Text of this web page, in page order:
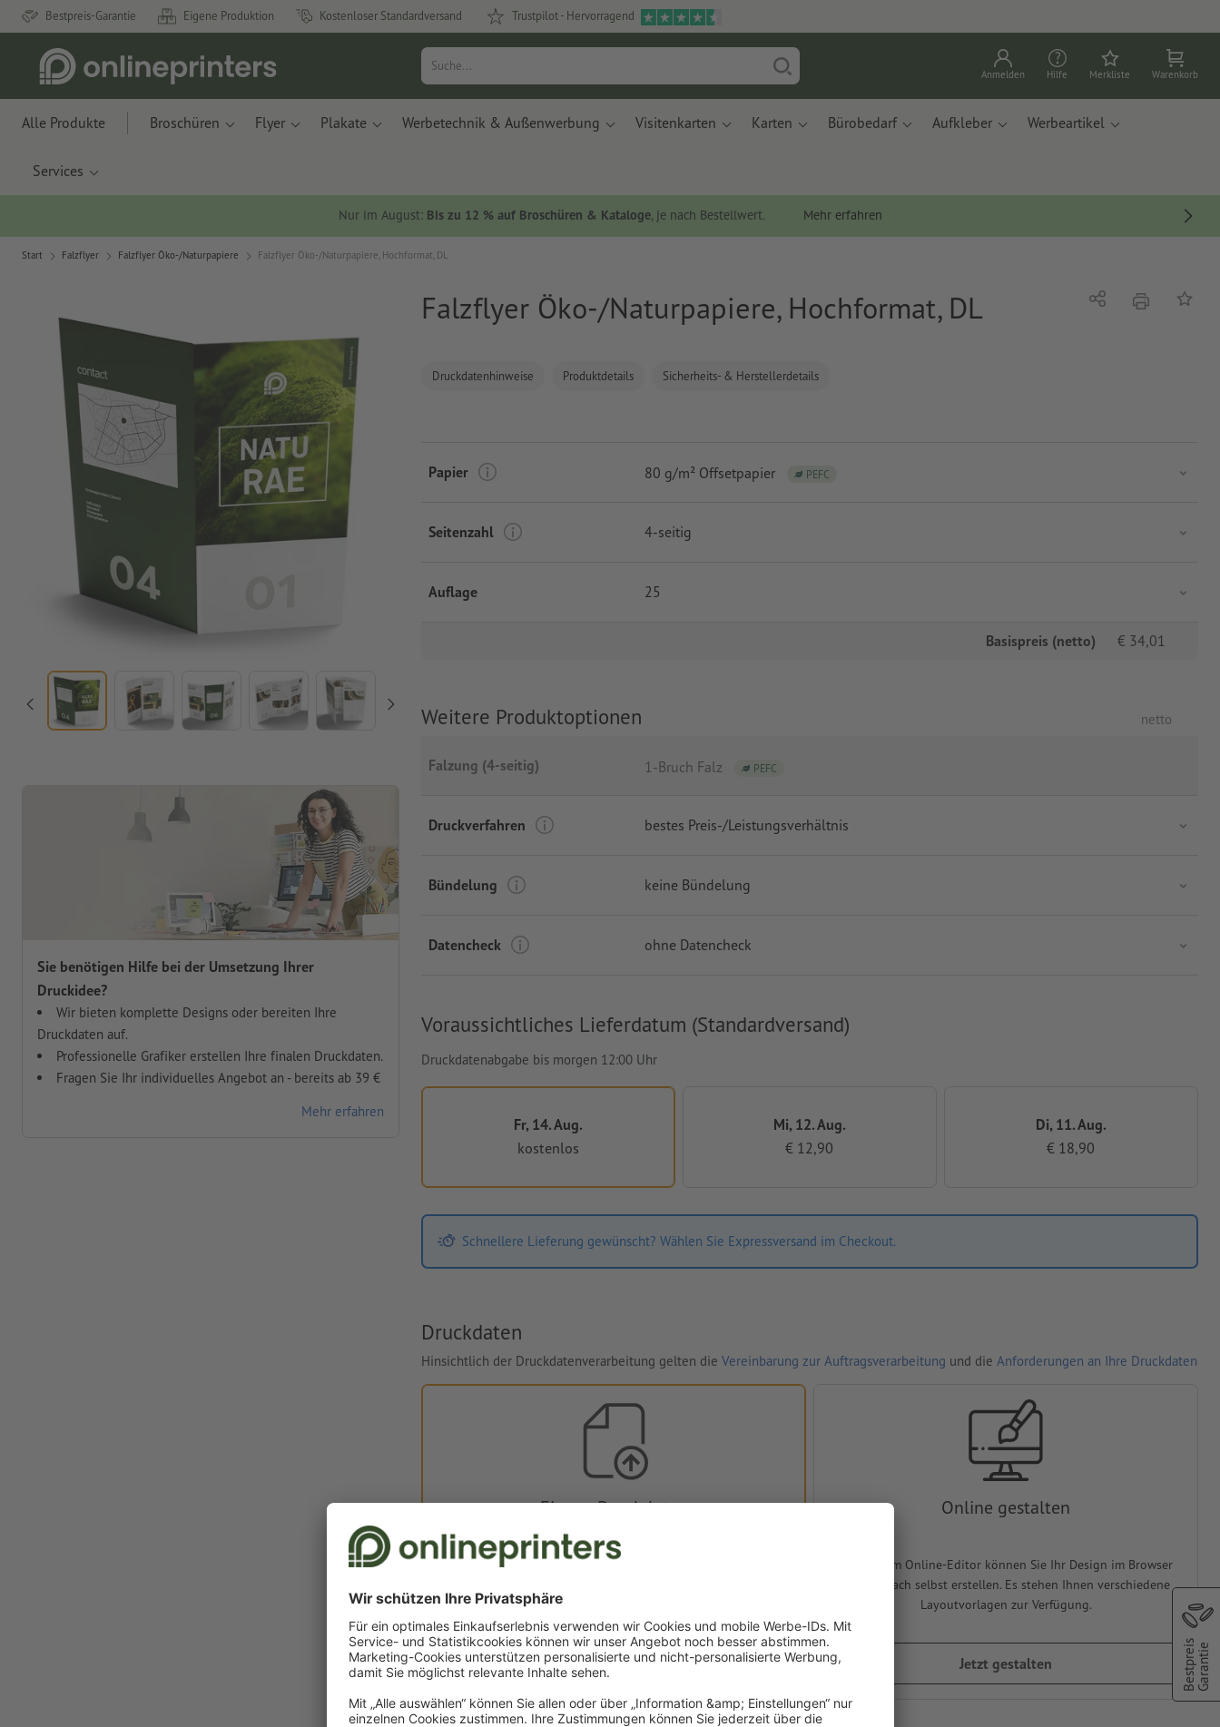
Bestpreis-Garantie Eigene Produktion Kostenloser Standardversand Trustpilot - Hervorragend
Anmelden Hilfe Merkliste Warenkorb
Alle Produkte Broschüren Flyer Plakate Werbetechnik & Außenwerbung Visitenkarten Karten Bürobedarf Aufkleber Werbeartikel
Services
Nur im August: Bis zu 12 % auf Broschüren & Kataloge, je nach Bestellwert. Mehr erfahren
Start Falzflyer Falzflyer Öko-/Naturpapiere Falzflyer Öko-/Naturpapiere, Hochformat, DL
Falzflyer Öko-/Naturpapiere, Hochformat, DL
Sie benötigen Hilfe bei der Umsetzung Ihrer
Druckidee?
Wir bieten komplette Designs oder bereiten Ihre
Druckdaten auf.
Professionelle Grafiker erstellen Ihre finalen Druckdaten.
Fragen Sie Ihr individuelles Angebot an - bereits ab 39 €
Mehr erfahren
Druckdatenhinweise Produktdetails Sicherheits- & Herstellerdetails
Teilen DruckenAuf
Papier 80 g/m² Offsetpapier PEFC
Seitenzahl 4-seitig
Auflage 25
Basispreis (netto) € 34,01
Weitere Produktoptionen netto
Falzung (4-seitig) 1-Bruch Falz PEFC
Druckverfahren bestes Preis-/Leistungsverhältnis
Bündelung keine Bündelung
Datencheck ohne Datencheck
Voraussichtliches Lieferdatum (Standardversand)
Druckdatenabgabe bis morgen 12:00 Uhr
Fr, 14. Aug.
kostenlos
Mi, 12. Aug.
€ 12,90
Di, 11. Aug.
€ 18,90
Schnellere Lieferung gewünscht? Wählen Sie Expressversand im Checkout.
Druckdaten
Hinsichtlich der Druckdatenverarbeitung gelten die Vereinbarung zur Auftragsverarbeitung und die Anforderungen an Ihre Druckdaten
Eigene Druckdaten
Sie können Ihre Druckdaten vor oder nach dem Kauf
Jetzt hochladen
Online gestalten
In unserem Online-Editor können Sie Ihr Design im Browser
ganz einfach selbst erstellen. Es stehen Ihnen verschiedene
Layoutvorlagen zur Verfügung.
Jetzt gestalten BestpreisGarantie